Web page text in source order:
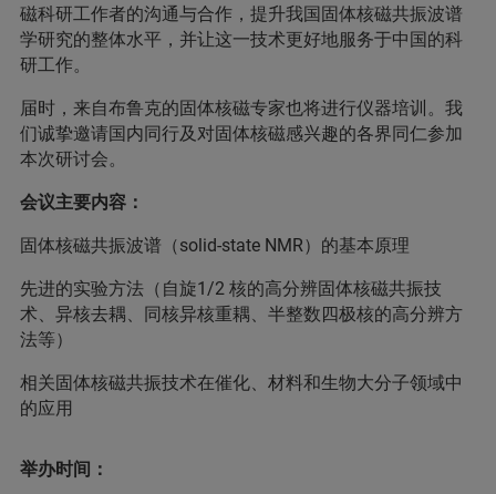
磁科研工作者的沟通与合作，提升我国固体核磁共振波谱
学研究的整体水平，并让这一技术更好地服务于中国的科
研工作。
届时，来自布鲁克的固体核磁专家也将进行仪器培训。我
们诚挚邀请国内同行及对固体核磁感兴趣的各界同仁参加
本次研讨会。
会议主要内容：
固体核磁共振波谱（solid-state NMR）的基本原理
先进的实验方法（自旋1/2 核的高分辨固体核磁共振技
术、异核去耦、同核异核重耦、半整数四极核的高分辨方
法等）
相关固体核磁共振技术在催化、材料和生物大分子领域中
的应用
举办时间：